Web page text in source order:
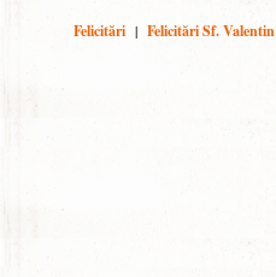
Felicitări | Felicitări Sf. Valentin